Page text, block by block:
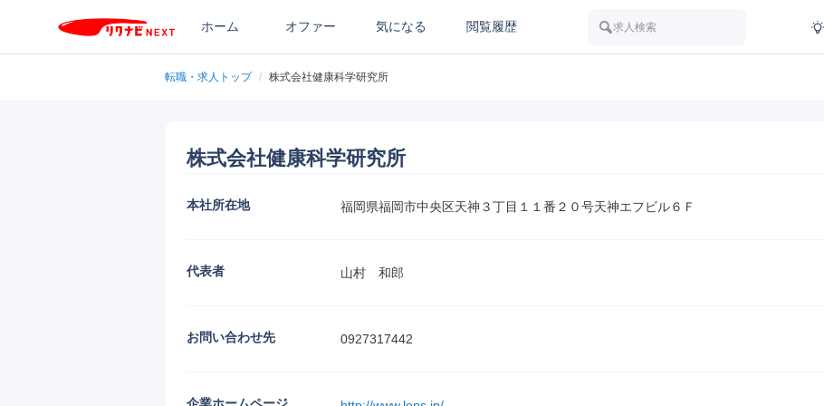
ホーム オファー 気になる 閲覧履歴 求人検索
転職・求人トップ / 株式会社健康科学研究所
株式会社健康科学研究所
本社所在地 福岡県福岡市中央区天神３丁目１１番２０号天神エフビル６Ｆ
代表者 山村　和郎
お問い合わせ先 0927317442